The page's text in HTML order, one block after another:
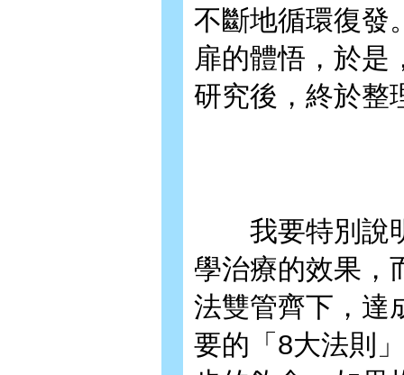
不斷地循環復發
扉的體悟，於是
研究後，終於整
我要特別說明
學治療的效果，
法雙管齊下，達
要的「8大法則